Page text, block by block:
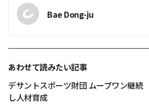
Bae Dong-ju
あわせて読みたい記事
デサントスポーツ財団 ムーブワン継続
し人材育成